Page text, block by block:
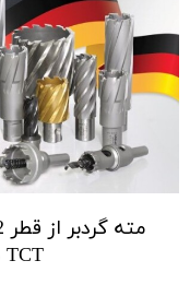
TCT برند گرولن آلمان